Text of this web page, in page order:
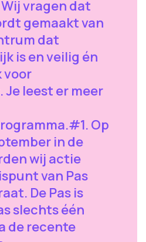
vragen dat
gemaakt van
dat
is en veilig én
voor
leest er meer
Op
in de
wij actie
van Pas
De Pas is
slechts één
de recente